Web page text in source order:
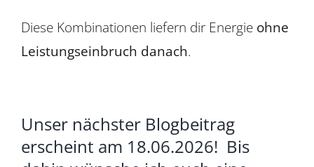
Diese Kombinationen liefern dir Energie ohne
Leistungseinbruch danach.
Unser nächster Blogbeitrag
erscheint am 18.06.2026! Bis